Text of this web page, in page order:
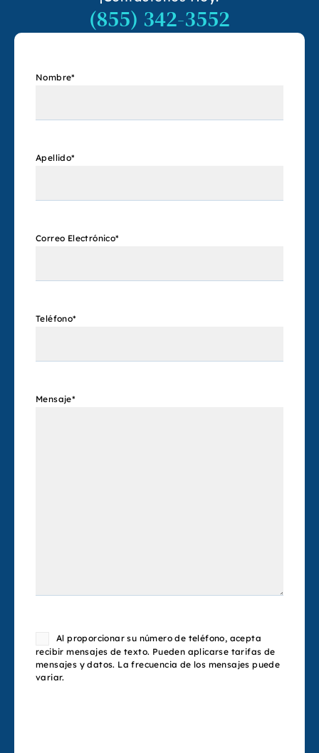
(855) 342-3552
Nombre*
Apellido*
Correo Electrónico*
Teléfono*
Mensaje*
ConsentAl proporcionar su número de teléfono, acepta
recibir mensajes de texto. Pueden aplicarse tarifas de
mensajes y datos. La frecuencia de los mensajes puede
variar.